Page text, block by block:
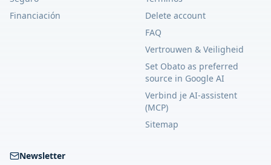
Financiación
Delete account
FAQ
Vertrouwen & Veiligheid
Set Obato as preferred
source in Google AI
Verbind je AI-assistent
(MCP)
Sitemap
Newsletter